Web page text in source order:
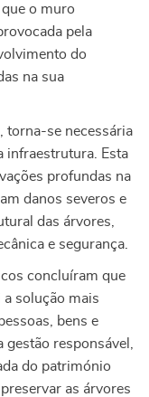
o muro
pela
do
na sua
torna-se necessária
infraestrutura. Esta
profundas na
danos severos e
das árvores,
e segurança.
concluíram que
solução mais
bens e
responsável,
do património
as árvores